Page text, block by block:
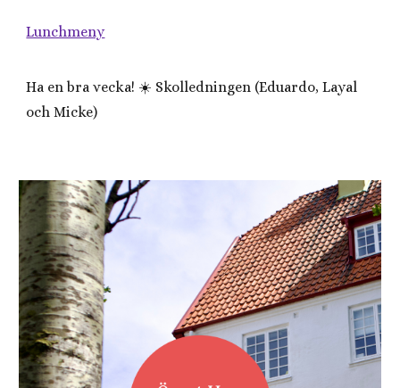
Lunchmeny
Ha en bra vecka! ☀️ Skolledningen (Eduardo, Layal
och Micke)